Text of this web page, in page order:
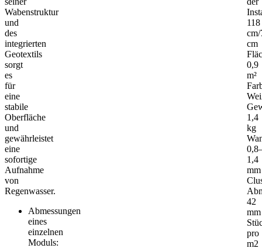
Wabenstruktur
und
des
integrierten
Geotextils
sorgt
es
für
eine
stabile
Oberfläche
und
gewährleistet
eine
sofortige
Aufnahme
von
Regenwasser.
Abmessungen
eines
einzelnen
Moduls:
118
cm/
cm
0,9
m²
1,4
kg
1,4
mm
42
mm
pro
m2